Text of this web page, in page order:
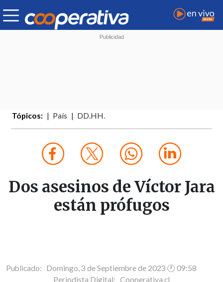
Tópicos: País DD.HH.
Dos asesinos de Víctor Jara
están prófugos
Publicado: Domingo, 3 de Septiembre de 2023 🕐 09:58
Periodista Digital: Cooperativa.cl